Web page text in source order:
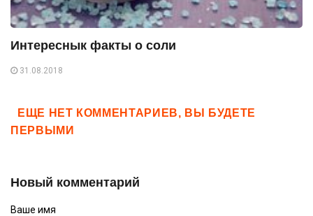
Интереснык факты о соли
31.08.2018
ЕЩЕ НЕТ КОММЕНТАРИЕВ, ВЫ БУДЕТЕ
ПЕРВЫМИ
Новый комментарий
Ваше имя